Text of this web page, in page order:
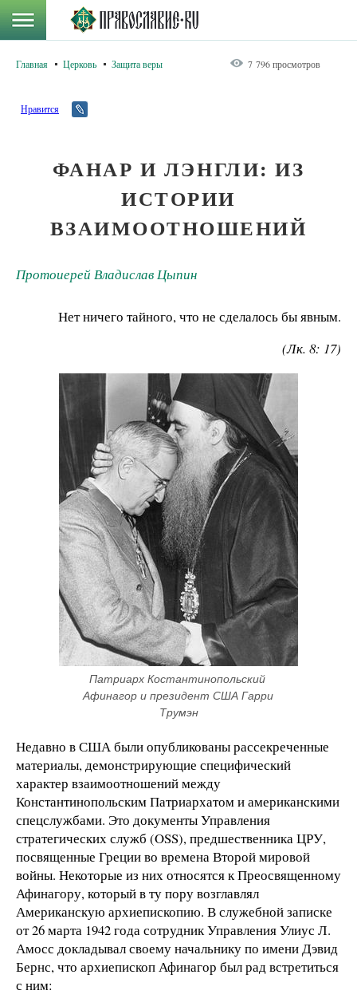
Главная Церковь Защита веры 7 796 просмотров
Нравится
ФАНАР И ЛЭНГЛИ: ИЗ
ИСТОРИИ
ВЗАИМООТНОШЕНИЙ
Протоиерей Владислав Цыпин
Нет ничего тайного, что не сделалось бы явным.
(Лк. 8: 17)
Патриарх Костантинопольский
Афинагор и президент США Гарри
Трумэн
Недавно в США были опубликованы рассекреченные
материалы, демонстрирующие специфический
характер взаимоотношений между
Константинопольским Патриархатом и американскими
спецслужбами. Это документы Управления
стратегических служб (OSS), предшественника ЦРУ,
посвященные Греции во времена Второй мировой
войны. Некоторые из них относятся к Преосвященному
Афинагору, который в ту пору возглавлял
Американскую архиепископию. В служебной записке
от 26 марта 1942 года сотрудник Управления Улиус Л.
Амосс докладывал своему начальнику по имени Дэвид
Бернс, что архиепископ Афинагор был рад встретиться
с ним: